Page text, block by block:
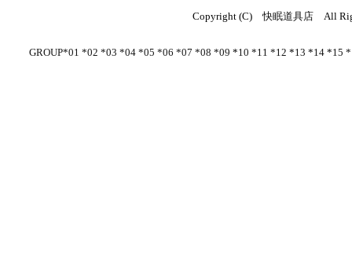
Copyright (C)快眠道具店 All
GROUP*01 *02 *03 *04 *05 *06 *07 *08 *09 *10 *11 *12 *13 *14 *15